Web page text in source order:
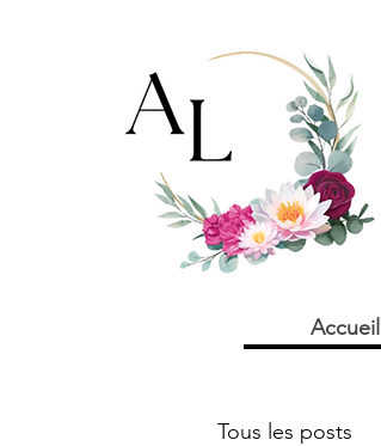
Accueil
Tous les posts